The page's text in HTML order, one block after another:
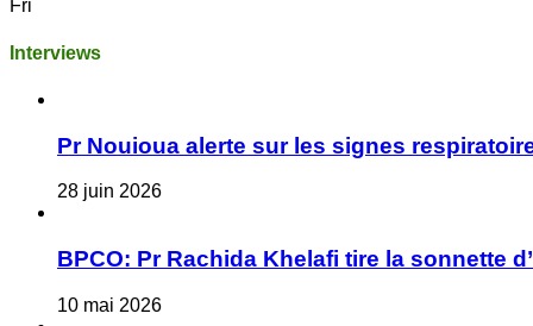
Fri
Interviews
Pr Nouioua alerte sur les signes
28 juin 2026
BPCO: Pr Rachida Khelafi tire la sonnette
10 mai 2026